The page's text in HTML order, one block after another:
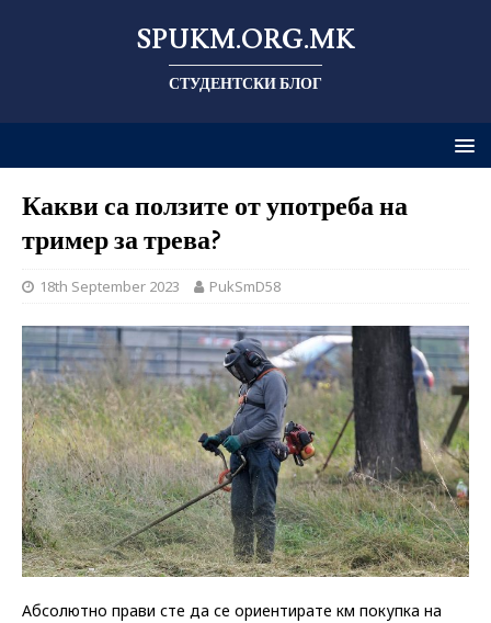
SPUKM.ORG.MK
СТУДЕНТСКИ БЛОГ
Какви са ползите от употреба на
тример за трева?
18th September 2023 PukSmD58
Абсолютно прави сте да се ориентирате км покупка на